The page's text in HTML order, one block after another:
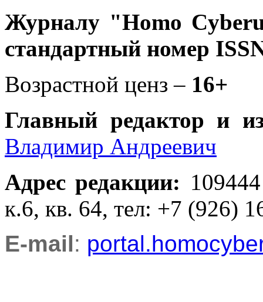
Журналу "Homo
стандартный номер
Возрастной ценз – 16+
Главный редактор и
Владимир Андреевич
Адрес редакции:
к.6, кв. 64, тел: +7 (926)
E-mail: